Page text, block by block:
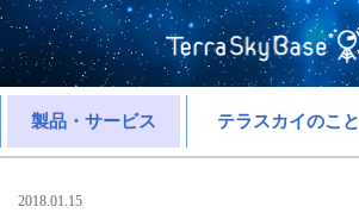
製品・サービス テラスカイのこと
2018.01.15